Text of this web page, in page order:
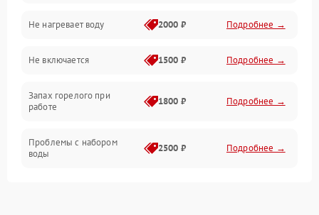
Программное обеспечение
Не нагревает воду 2000 ₽ Подробнее →
Не включается 1500 ₽ Подробнее →
Запах горелого при
работе
1800 ₽ Подробнее →
Проблемы с набором
воды
2500 ₽ Подробнее →